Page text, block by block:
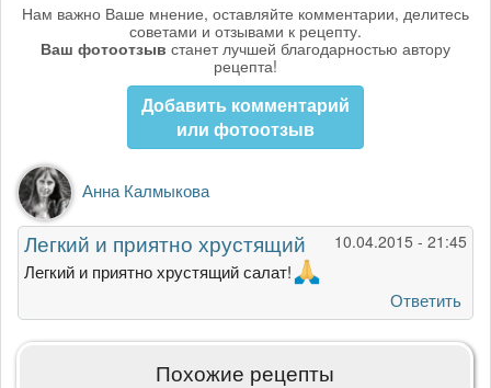
Нам важно Ваше мнение, оставляйте комментарии, делитесь
советами и отзывами к рецепту.
Ваш фотоотзыв станет лучшей благодарностью автору
рецепта!
Добавить комментарий
или фотоотзыв
Анна Калмыкова
10.04.2015 - 21:45
Легкий и приятно хрустящий
Легкий и приятно хрустящий салат!
Ответить
Похожие рецепты